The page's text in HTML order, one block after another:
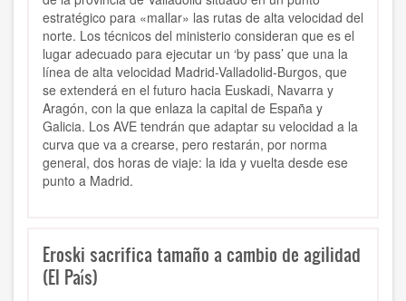
estratégico para «mallar» las rutas de alta velocidad del
norte. Los técnicos del ministerio consideran que es el
lugar adecuado para ejecutar un ‘by pass’ que una la
línea de alta velocidad Madrid-Valladolid-Burgos, que
se extenderá en el futuro hacia Euskadi, Navarra y
Aragón, con la que enlaza la capital de España y
Galicia. Los AVE tendrán que adaptar su velocidad a la
curva que va a crearse, pero restarán, por norma
general, dos horas de viaje: la ida y vuelta desde ese
punto a Madrid.
Eroski sacrifica tamaño a cambio de agilidad
(El País)